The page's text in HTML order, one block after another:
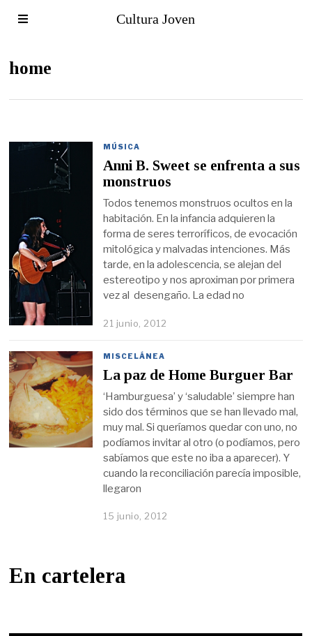
Cultura Joven
home
MÚSICA
Anni B. Sweet se enfrenta a sus
monstruos
Todos tenemos monstruos ocultos en la
habitación. En la infancia adquieren la
forma de seres terroríficos, de evocación
mitológica y malvadas intenciones. Más
tarde, en la adolescencia, se alejan del
estereotipo y nos aproximan por primera
vez al desengaño. La edad no
21 junio, 2012
MISCELÁNEA
La paz de Home Burguer Bar
‘Hamburguesa’ y ‘saludable’ siempre han
sido dos términos que se han llevado mal,
muy mal. Si queríamos quedar con uno, no
podíamos invitar al otro (o podíamos, pero
sabíamos que este no iba a aparecer). Y
cuando la reconciliación parecía imposible,
llegaron
15 junio, 2012
En cartelera